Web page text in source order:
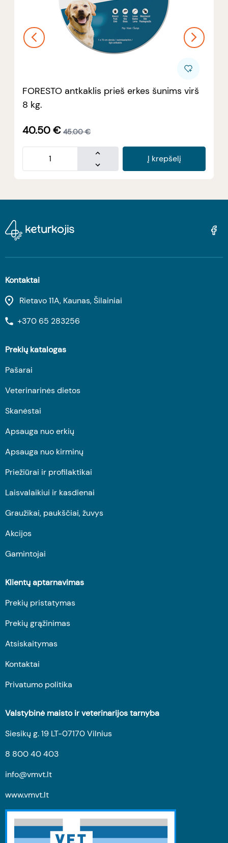
FORESTO antkaklis prieš erkes šunims virš
8 kg.
40.50€ 45.00 €
Į krepšelį
Kontaktai
Rietavo 11A, Kaunas, Šilainiai
+370 65 283256
Prekių katalogas
Pašarai
Veterinarinės dietos
Skanėstai
Apsauga nuo erkių
Apsauga nuo kirminų
Priežiūrai ir profilaktikai
Laisvalaikiui ir kasdienai
Graužikai, paukščiai, žuvys
Akcijos
Gamintojai
Klientų aptarnavimas
Prekių pristatymas
Prekių grąžinimas
Atsiskaitymas
Kontaktai
Privatumo politika
Valstybinė maisto ir veterinarijos tarnyba
Siesikų g. 19 LT-07170 Vilnius
8 800 40 403
info@vmvt.lt
www.vmvt.lt